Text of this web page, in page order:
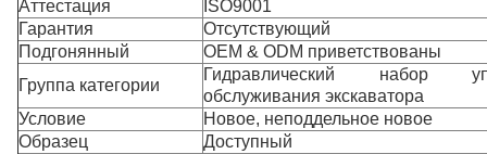
Аттестация
ISO9001
Гарантия
Отсутствующий
Подгонянный
OEM & ODM приветствованы
Группа категории
Гидравлический набор
обслуживания экскаватора
Условие
Новое, неподдельное новое
Образец
Доступный